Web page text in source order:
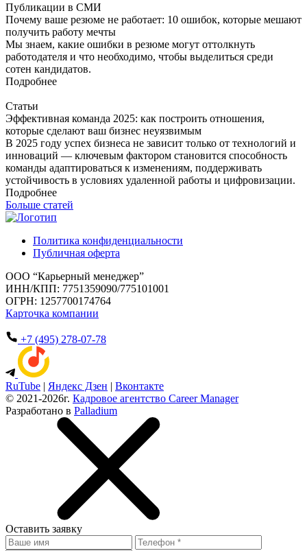
Публикации в СМИ
Почему ваше резюме не работает: 10 ошибок, которые мешают
получить работу мечты
Мы знаем, какие ошибки в резюме могут оттолкнуть
работодателя и что необходимо, чтобы выделиться среди
сотен кандидатов.
Подробнее
Статьи
Эффективная команда 2025: как построить отношения,
которые сделают ваш бизнес неуязвимым
В 2025 году успех бизнеса не зависит только от технологий и
инноваций — ключевым фактором становится способность
команды адаптироваться к изменениям, поддерживать
устойчивость в условиях удаленной работы и цифровизации.
Подробнее
Больше статей
Политика конфиденциальности
Публичная оферта
ООО “Карьерный менеджер”
ИНН/КПП: 7751359090/775101001
ОГРН: 1257700174764
Карточка компании
+7 (495) 278-07-78
RuTube | Яндекс Дзен | Вконтакте
© 2021-2026г. Кадровое агентство Career Manager
Разработано в Palladium
Оставить заявку